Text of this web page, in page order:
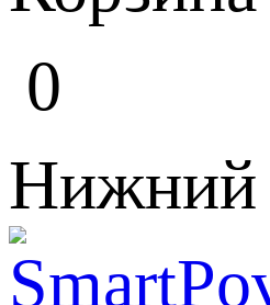
0
Нижний